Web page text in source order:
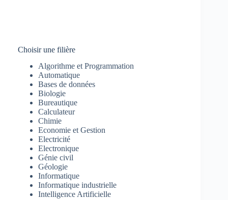
Choisir une filière
Algorithme et Programmation
Automatique
Bases de données
Biologie
Bureautique
Calculateur
Chimie
Economie et Gestion
Electricité
Electronique
Génie civil
Géologie
Informatique
Informatique industrielle
Intelligence Artificielle